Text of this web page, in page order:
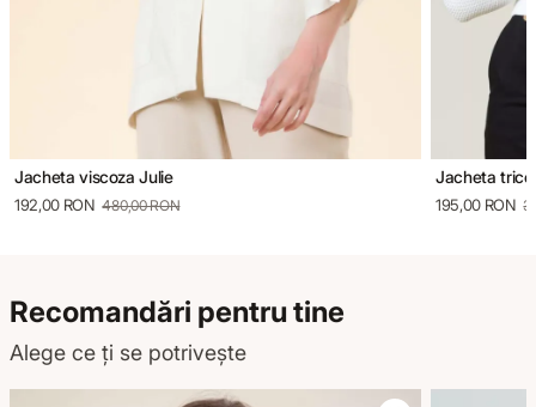
Jacheta viscoza Julie
192,00 RON 480,00 RON
Jacheta
195,00 RON
Recomandări pentru tine
Alege ce ți se potrivește